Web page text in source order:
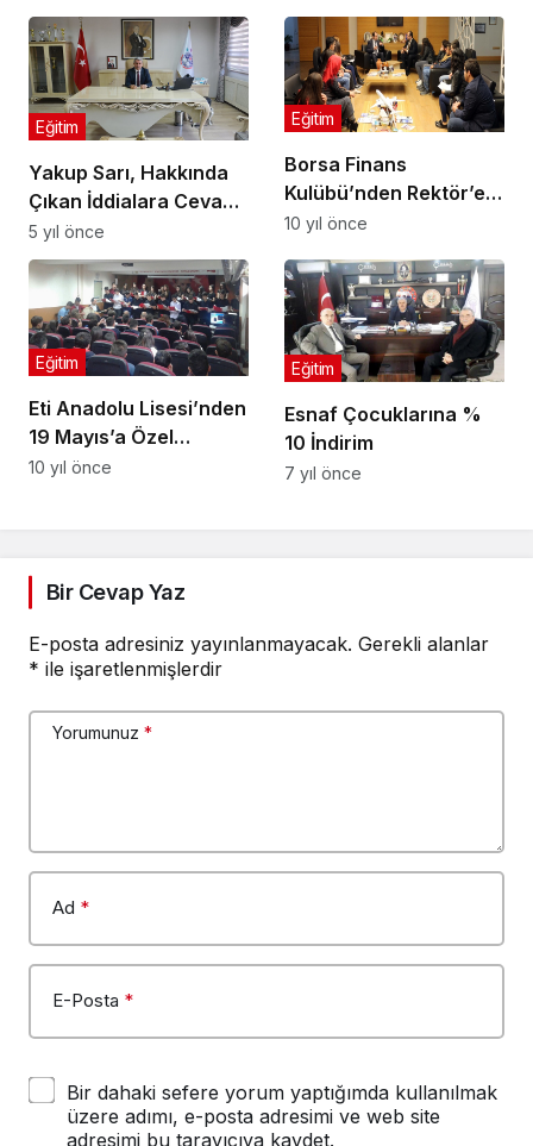
Yakup Sarı, Hakkında
Çıkan İddialara Cevap
Verdi
Eğitim
5 yıl önce
Borsa Finans
Kulübü’nden Rektör’e
Ziyaret
Eğitim
10 yıl önce
Eti Anadolu Lisesi’nden
19 Mayıs’a Özel
Program
Eğitim
10 yıl önce
Esnaf Çocuklarına %
10 İndirim
Eğitim
7 yıl önce
Bir Cevap Yaz
E-posta adresiniz yayınlanmayacak. Gerekli alanlar
* ile işaretlenmişlerdir
Yorumunuz *
Ad *
E-Posta *
Bir dahaki sefere yorum yaptığımda kullanılmak
üzere adımı, e-posta adresimi ve web site
adresimi bu tarayıcıya kaydet.